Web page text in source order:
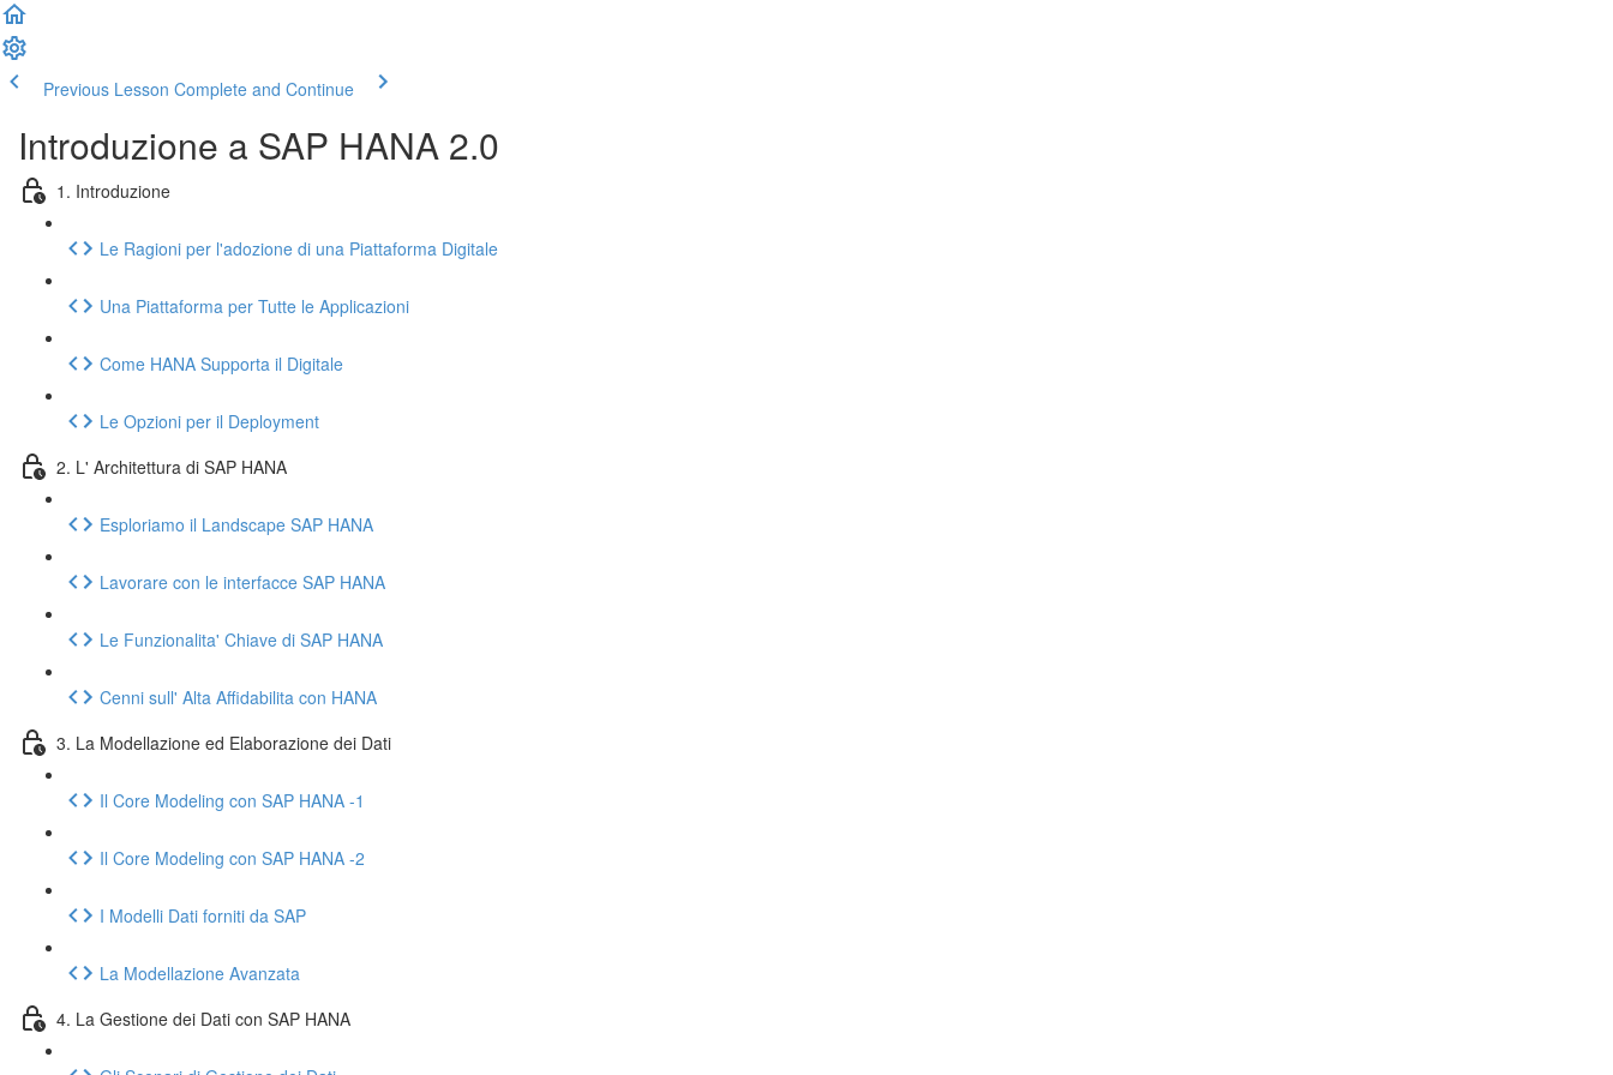
Previous Lesson Complete and Continue
Introduzione a SAP HANA 2.0
1. Introduzione
Le Ragioni per l'adozione di una Piattaforma Digitale
Una Piattaforma per Tutte le Applicazioni
Come HANA Supporta il Digitale
Le Opzioni per il Deployment
2. L' Architettura di SAP HANA
Esploriamo il Landscape SAP HANA
Lavorare con le interfacce SAP HANA
Le Funzionalita' Chiave di SAP HANA
Cenni sull' Alta Affidabilita con HANA
3. La Modellazione ed Elaborazione dei Dati
Il Core Modeling con SAP HANA -1
Il Core Modeling con SAP HANA -2
I Modelli Dati forniti da SAP
La Modellazione Avanzata
4. La Gestione dei Dati con SAP HANA